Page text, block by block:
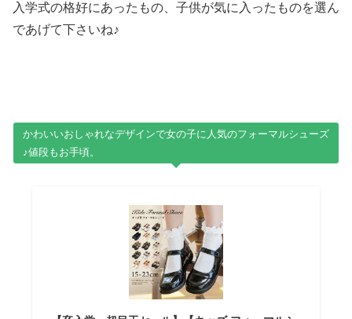
入学式の格好にあったもの、子供が気に入ったものを選ん
であげて下さいね♪
かわいいおしゃれなデザインで女の子に人気のフォーマルシューズ
♪値段もお手頃。